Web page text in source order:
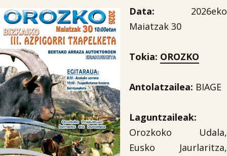
Data: 2026eko
Maiatzak 30
Tokia: OROZKO
Antolatzailea: BIAGE
Laguntzaileak:
Orozkoko Udala,
Eusko Jaurlaritza,